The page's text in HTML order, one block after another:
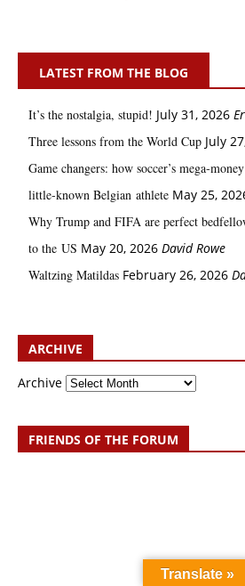
LATEST FROM THE BLOG
It’s the nostalgia, stupid! July 31, 2026
Three lessons from the World Cup July
Game changers: how soccer’s
little‑known Belgian athlete May 25,
Why Trump and FIFA are perfect
to the US May 20, 2026 David Rowe
Waltzing Matildas February 26, 2026
ARCHIVE
Archive
FRIENDS OF THE FORUM
Translate »